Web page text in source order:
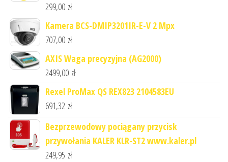
299,00 zł
Kamera BCS-DMIP3201IR-E-V 2 Mpx
707,00 zł
AXIS Waga precyzyjna (AG2000)
2499,00 zł
Rexel ProMax QS REX823 2104583EU
691,32 zł
Bezprzewodowy pociągany przycisk
przywołania KALER KLR-ST2 www.kaler.pl
249,95 zł